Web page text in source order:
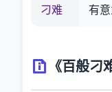
刁难
有
《百般刁